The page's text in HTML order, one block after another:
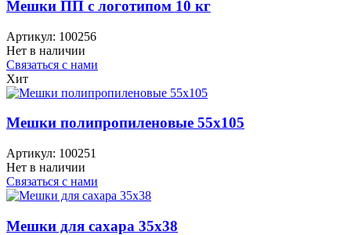
Мешки ПП с логотипом 10 кг
Артикул: 100256
Нет в наличии
Связаться с нами
Хит
Мешки полипропиленовые 55x105
Артикул: 100251
Нет в наличии
Связаться с нами
Мешки для сахара 35x38